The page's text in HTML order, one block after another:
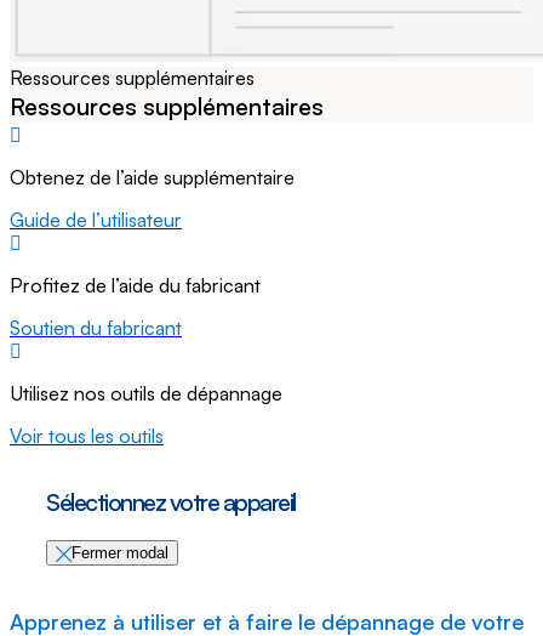
Ressources supplémentaires
Ressources supplémentaires
Obtenez de l’aide supplémentaire
Guide de l’utilisateur
Profitez de l’aide du fabricant
Soutien du fabricant
Utilisez nos outils de dépannage
Voir tous les outils
Sélectionnez votre appareil
Fermer modal
Apprenez à utiliser et à faire le dépannage de votre